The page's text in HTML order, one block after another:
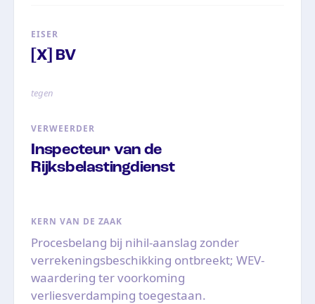
EISER
[X] BV
tegen
VERWEERDER
Inspecteur van de
Rijksbelastingdienst
KERN VAN DE ZAAK
Procesbelang bij nihil-aanslag zonder
verrekeningsbeschikking ontbreekt; WEV-
waardering ter voorkoming
verliesverdamping toegestaan.